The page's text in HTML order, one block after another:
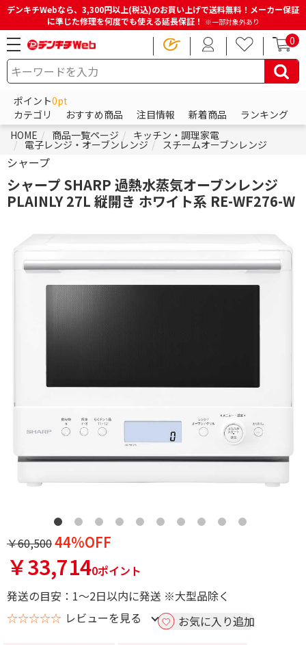
デンキチWebなら、3,300円以上(税込)のお買い上げで送料無料！メーカー保証
に準じた修理を何度でも使える延長保証！ ※一部対象外あり
0
ポイント0pt
カテゴリ
おすすめ商品 注目情報 新着商品
ランキング
HOME
商品一覧ページ キッチン・調理家電
電子レンジ・オーブンレンジ スチームオーブンレンジ
シャープ
シャープ SHARP 過熱水蒸気オーブンレンジ
PLAINLY 27L 縦開き ホワイト系 RE-WF276-W
￥60,50044%OFF
￥33,7140ポイント
発送の目安：1～2日以内に発送 ※大型品除く
☆☆☆☆☆ レビューを見る お気に入り追加